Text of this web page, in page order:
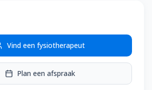
Vind een fysiotherapeut
Plan een afspraak